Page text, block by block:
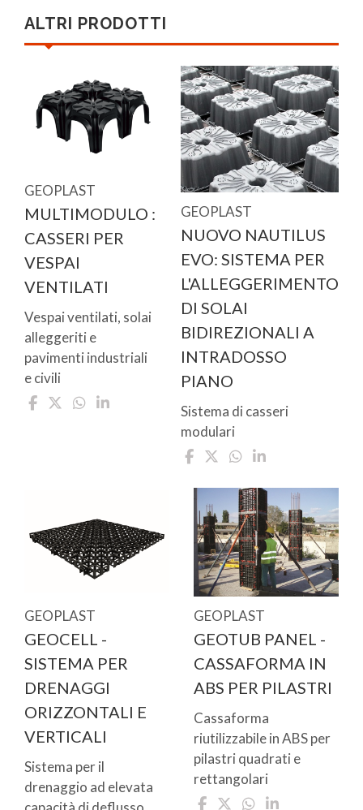
ALTRI PRODOTTI
GEOPLAST
MULTIMODULO :
CASSERI PER
VESPAI
VENTILATI
Vespai ventilati, solai
alleggeriti e
pavimenti industriali
e civili
GEOPLAST
NUOVO NAUTILUS
EVO: SISTEMA PER
L'ALLEGGERIMENTO
DI SOLAI
BIDIREZIONALI A
INTRADOSSO
PIANO
Sistema di casseri
modulari
GEOPLAST
GEOCELL -
SISTEMA PER
DRENAGGI
ORIZZONTALI E
VERTICALI
Sistema per il
drenaggio ad elevata
GEOPLAST
GEOTUB PANEL -
CASSAFORMA IN
ABS PER PILASTRI
Cassaforma
riutilizzabile in ABS per
pilastri quadrati e
rettangolari